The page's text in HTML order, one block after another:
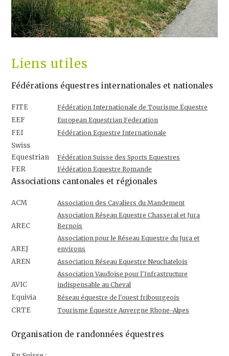
Liens utiles
Fédérations équestres internationales et nationales
FITE Fédération Internationale de Tourisme Équestre
EEF European Equestrian Federation
FEI Fédération Equestre Internationale
Swiss
Equestrian
Fédération Suisse des Sports Equestres
FER Fédération Equestre Romande
Associations cantonales et régionales
ACM Association des Cavaliers du Mandement
AREC
Association Réseau Equestre Chasseral et Jura
Bernois
AREJ
Association pour le Réseau Equestre du Jura et
environs
AREN Association Réseau Equestre Neuchatelois
AVIC
Association Vaudoise pour l'Infrastructure
indispensable au Cheval
Equivia Réseau équestre de l'ouest fribourgeois
CRTE Tourisme Équestre Auvergne Rhone-Alpes
Organisation de randonnées équestres